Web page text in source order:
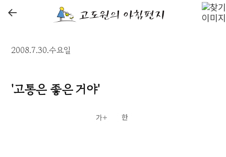
←
2008.7.30.수요일
'고통은 좋은 거야'